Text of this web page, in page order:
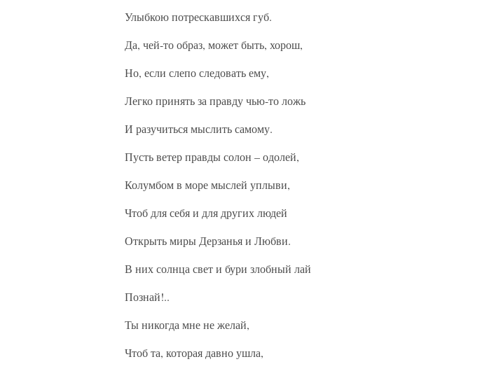
Улыбкою потрескавшихся губ.
Да, чей-то образ, может быть, хорош,
Но, если слепо следовать ему,
Легко принять за правду чью-то ложь
И разучиться мыслить самому.
Пусть ветер правды солон – одолей,
Колумбом в море мыслей уплыви,
Чтоб для себя и для других людей
Открыть миры Дерзанья и Любви.
В них солнца свет и бури злобный лай
Познай!..
Ты никогда мне не желай,
Чтоб та, которая давно ушла,